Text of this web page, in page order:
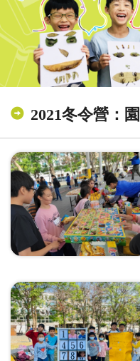
2021冬令營：